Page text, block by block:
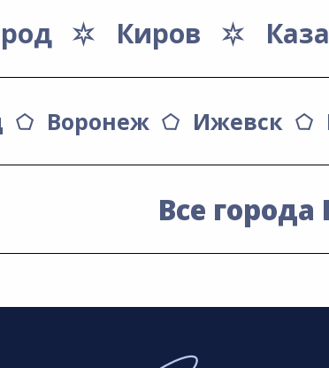
Киров
Воронеж Ижевск
Все города